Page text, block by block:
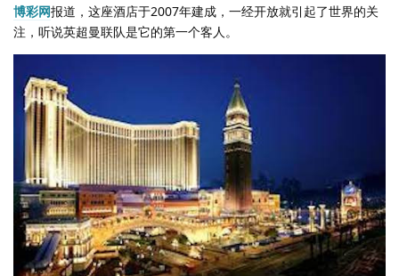
博彩网报道，这座酒店于2007年建成，一经开放就引起了世界的关
注，听说英超曼联队是它的第一个客人。